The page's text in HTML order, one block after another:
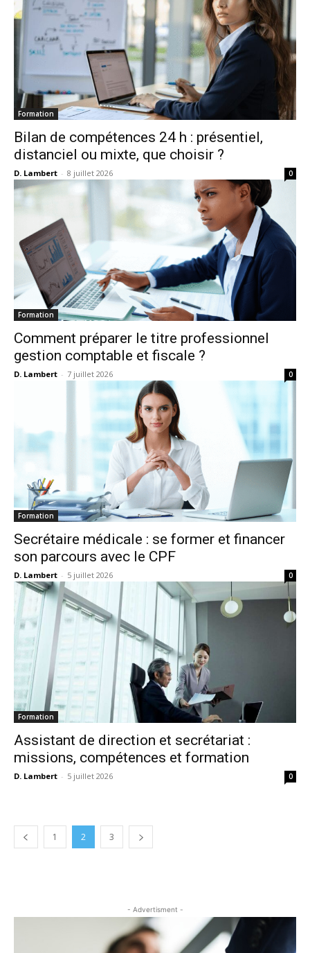
Formation
Bilan de compétences 24 h : présentiel,
distanciel ou mixte, que choisir ?
D. Lambert - 8 juillet 2026 0
Formation
Comment préparer le titre professionnel
gestion comptable et fiscale ?
D. Lambert - 7 juillet 2026 0
Formation
Secrétaire médicale : se former et financer
son parcours avec le CPF
D. Lambert - 5 juillet 2026 0
Formation
Assistant de direction et secrétariat :
missions, compétences et formation
D. Lambert - 5 juillet 2026 0
1 2 3
- Advertisment -